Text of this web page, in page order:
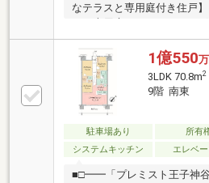
なテラスと専用庭付き住戸
プール遊び、収納を置いて
い体操や日光浴など、生活
るプライベートスペースで
東京メトロ南北線「王子神
線「東十条駅」徒歩15分
ビッグコミュニティ□大和ハ
ミスト」シリーズ□大規模
多様な共用施設 パーティー
1億550
3LDK 70.8m2
9階 南東
駐車場あり 所有
システムキッチン
エレベ
■□━━「プレミスト王子神